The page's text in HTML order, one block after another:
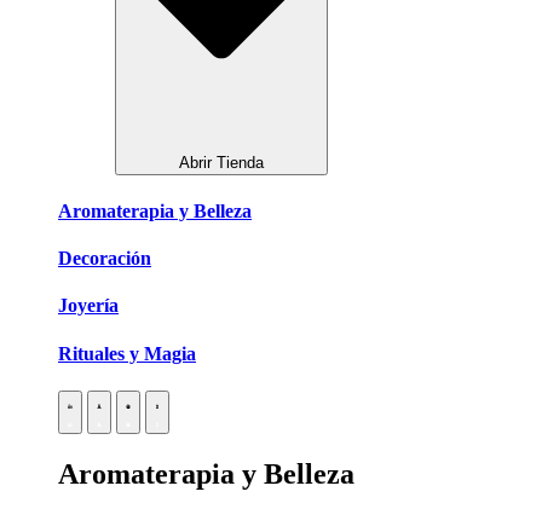
Abrir Tienda
Aromaterapia y Belleza
Decoración
Joyería
Rituales y Magia
Aromaterapia y Belleza